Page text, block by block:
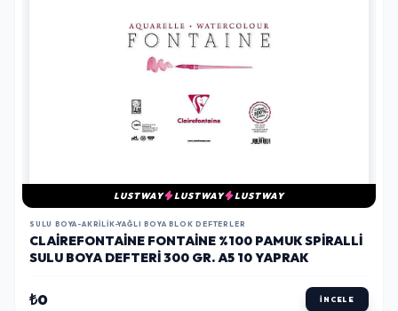
LUSTWAY LUSTWAY LUSTWAY
SULU BOYA-AKRILIK-YAĞLI BOYA BLOK DEFTERLER
CLAIREFONTAINE FONTAINE %100 PAMUK SPIRALLI
SULU BOYA DEFTERI 300 GR. A5 10 YAPRAK
₺0 İNCELE